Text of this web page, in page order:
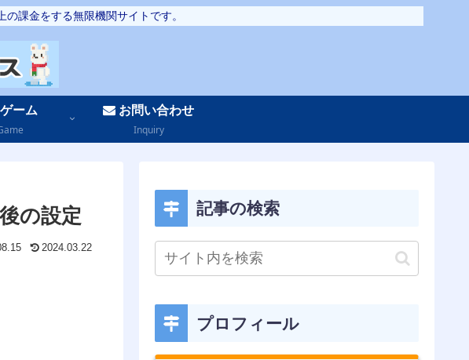
課金をする無限機関サイトです。
ーム
お問い合わせ
Inquiry
の設定
2024.03.22
記事の検索
プロフィール